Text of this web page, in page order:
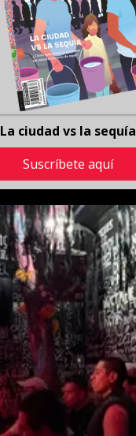
La ciudad vs la sequía
Suscríbete aquí